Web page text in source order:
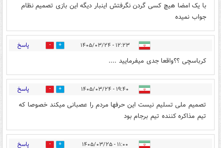
با یک امضا هیچ کسی گردن نگرفتش اینبار دیگه این بازی تصمیم نظام
جواب نمیده
۱۲:۲۳ - ۱۴۰۵/۰۳/۲۴ 4 پاسخ
کرباسچی ؟؟واقعا جدی میفرمایید ....
۱۹:۴۰ - ۱۴۰۵/۰۳/۲۴ 0 پاسخ
تصمیم ملی تسلیم نیست این حرفها مردم را عصبانی میکند خصوصا که
تیم مذاکره کننده تیم برجام بود
۱۱:۰۰ - ۱۴۰۵/۰۳/۲۵ 0 پاسخ